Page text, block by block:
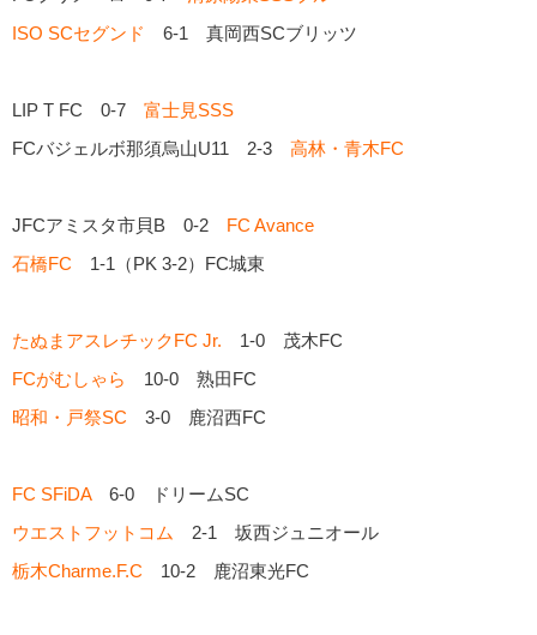
ISO SCセグンド
6-1 真岡西SCブリッツ
LIP T FC 0-7 富士見SSS
FCバジェルボ那須烏山U11 2-3 高林・青木FC
JFCアミスタ市貝B 0-2 FC Avance
石橋FC 1-1（PK 3-2）FC城東
たぬまアスレチックFC Jr. 1-0 茂木FC
FCがむしゃら
10-0 熟田FC
昭和・戸祭SC 3-0 鹿沼西FC
FC SFiDA6-0 ドリームSC
ウエストフットコム 2-1 坂西ジュニオール
栃木Charme.F.C 10-2 鹿沼東光FC